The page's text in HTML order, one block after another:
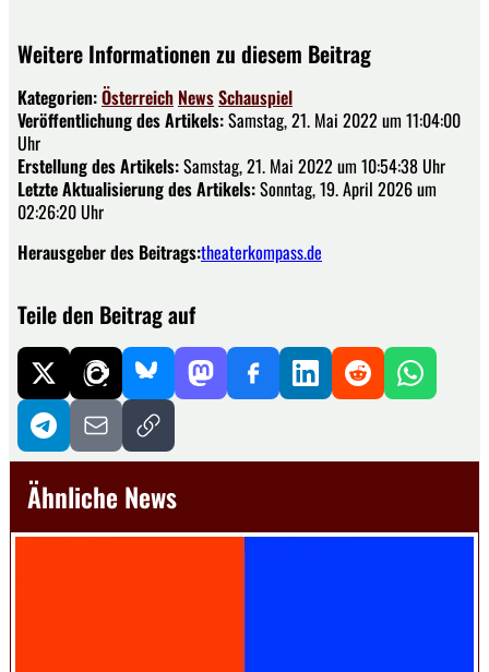
Weitere Informationen zu diesem Beitrag
Kategorien:Österreich NewsSchauspiel
Veröffentlichung des Artikels:Samstag, 21. Mai 2022 um 11:04:00
Uhr
Erstellung des Artikels:Samstag, 21. Mai 2022 um 10:54:38 Uhr
Letzte Aktualisierung des Artikels:Sonntag, 19. April 2026 um
02:26:20 Uhr
Herausgeber des Beitrags:theaterkompass.de
Teile den Beitrag auf
Ähnliche News